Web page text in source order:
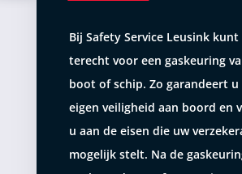
Bij Safety Service Leusink kunt
terecht voor een gaskeuring
boot of schip. Zo garandeert u
eigen veiligheid aan boord en
u aan de eisen die uw
mogelijk stelt. Na de